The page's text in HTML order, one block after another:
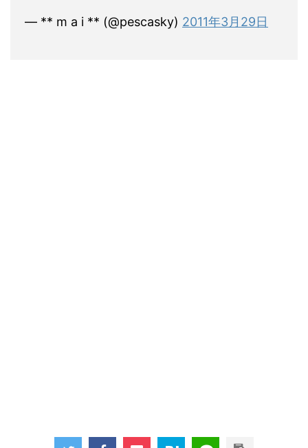
— ** m a i ** (@pescasky) 2011年3月29日